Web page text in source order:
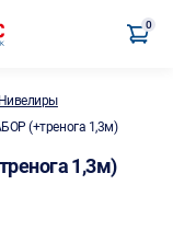
0
Нивелиры
(+тренога 1,3м)
1,3м)